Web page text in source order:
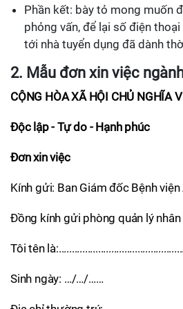
Phần kết: bày tỏ mong muốn
phỏng vấn, để lại số điện
tới nhà tuyển dụng đã dành
2. Mẫu đơn xin việc
CỘNG HÒA XÃ HỘI CHỦ NGHĨA
Độc lập - Tự do - Hạnh phúc
Đơn xin việc
Kính gửi: Ban Giám đốc Bệnh viện
Đồng kính gửi phòng quản lý
Tôi tên
Sinh ngày: …/…/……